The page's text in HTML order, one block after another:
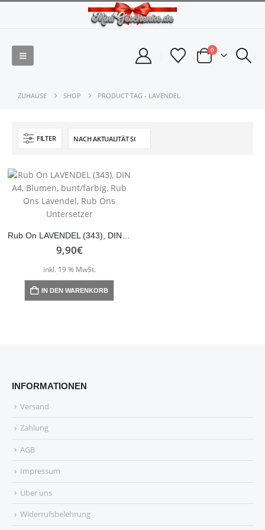
0
ZUHAUSE SHOP PRODUCT TAG - LAVENDEL
FILTER
Rub On LAVENDEL (343), DIN A4, Blumen, bunt/farbig, Rub Ons Lavendel, Rub Ons Untersetzer
9,90€
inkl. 19 % MwSt.
IN DEN WARENKORB
INFORMATIONEN
Versand
Zahlung
AGB
Impressum
Über uns
Widerrufsbelehrung